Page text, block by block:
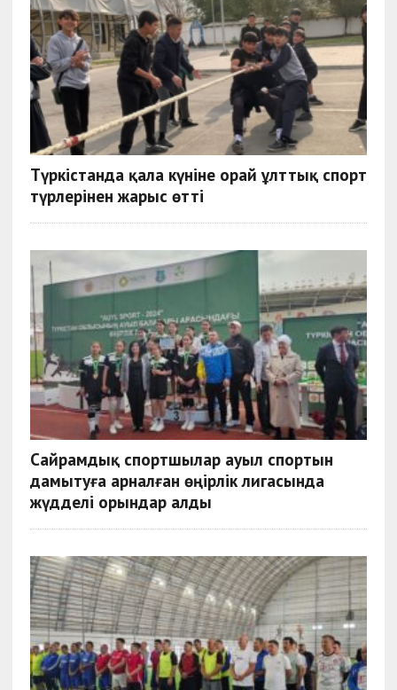
Түркістанда қала күніне орай ұлттық спорт
түрлерінен жарыс өтті
Сайрамдық спортшылар ауыл спортын
дамытуға арналған өңірлік лигасында
жүдделі орындар алды